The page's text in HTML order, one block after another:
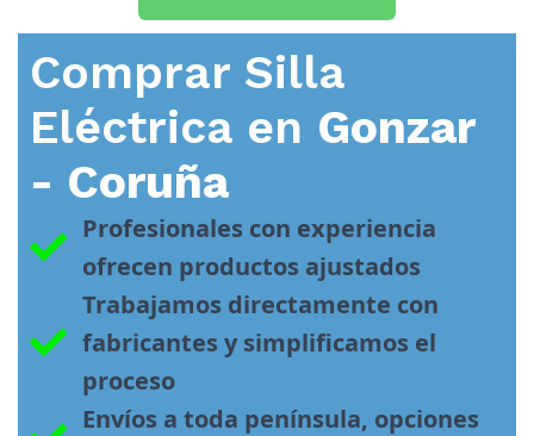
Comprar Silla
Eléctrica en Gonzar
- Coruña
Profesionales con experiencia
ofrecen productos ajustados
Trabajamos directamente con
fabricantes y simplificamos el
proceso
Envíos a toda península, opciones